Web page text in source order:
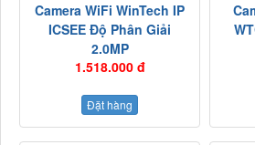
Camera WiFi WinTech IP
ICSEE Độ Phân Giải
2.0MP
1.518.000 đ
Đặt hàng